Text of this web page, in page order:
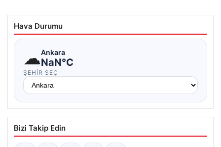
Hava Durumu
☁Ankara
NaN°C
ŞEHIR SEÇ
Bizi Takip Edin